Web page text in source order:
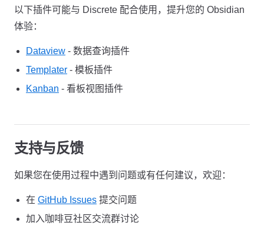
以下插件可能与 Discrete 配合使用，提升您的 Obsidian
体验：
Dataview - 数据查询插件
Templater - 模板插件
Kanban - 看板视图插件
支持与反馈
如果您在使用过程中遇到问题或有任何建议，欢迎：
在 GitHub Issues 提交问题
加入咖啡豆社区交流群讨论